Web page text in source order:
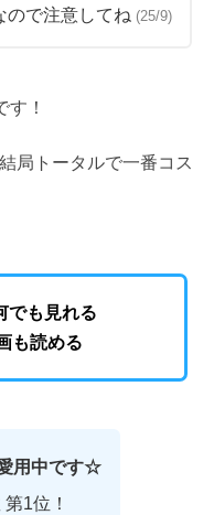
ので注意してね (25/9)
す！
局トータルで一番コス
でも見れる
も読める
用中です☆
1位！